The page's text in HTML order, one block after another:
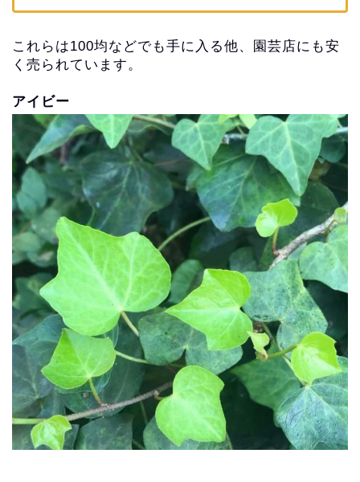
これらは100均などでも手に入る他、
園芸店にも安
く売られています。
アイビー